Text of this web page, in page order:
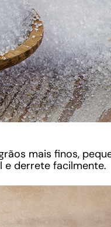
mais finos,
e derrete facilmente.